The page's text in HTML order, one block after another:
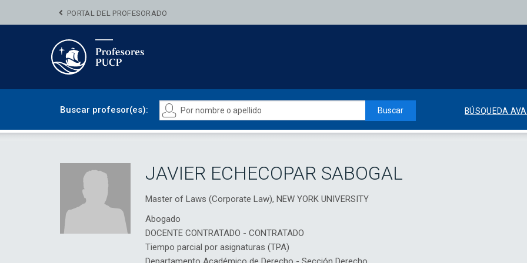
PORTAL DEL PROFESORADO
Buscar profesor(es): Buscar BÚSQUEDA
JAVIER ECHECOPAR SABOGAL
Master of Laws (Corporate Law), NEW YORK UNIVERSITY
Abogado
DOCENTE CONTRATADO - CONTRATADO
Tiempo parcial por asignaturas (TPA)